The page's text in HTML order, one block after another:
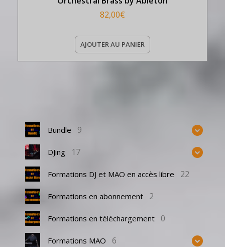
82,00€
AJOUTER AU PANIER
Bundle 9
DJing 17
Formations DJ et MAO en accès libre 22
Formations en abonnement 2
Formations en téléchargement 0
Formations MAO 6